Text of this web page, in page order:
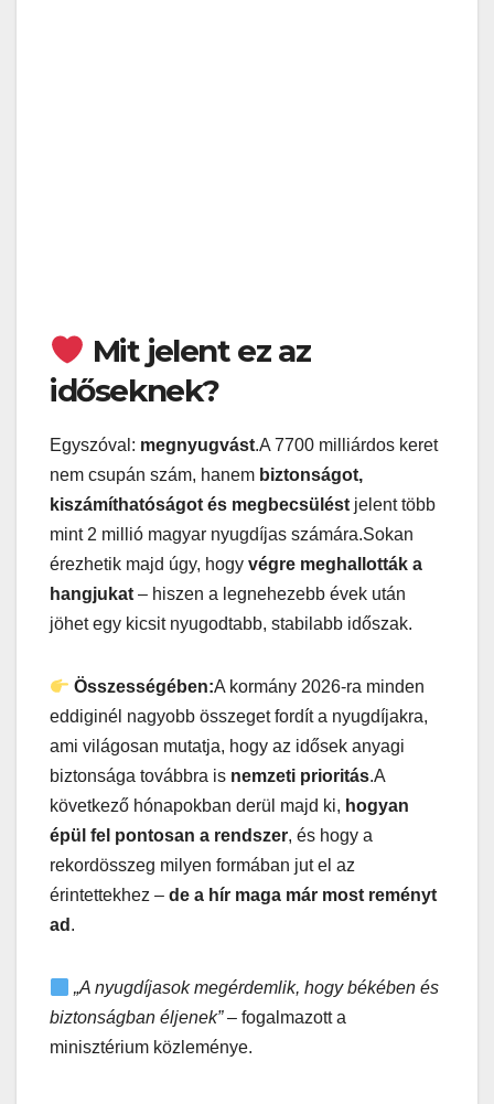
Mit jelent ez az
időseknek?
Egyszóval: megnyugvást.A 7700 milliárdos keret
nem csupán szám, hanem biztonságot,
kiszámíthatóságot és megbecsülést jelent több
mint 2 millió magyar nyugdíjas számára.Sokan
érezhetik majd úgy, hogy végre meghallották a
hangjukat – hiszen a legnehezebb évek után
jöhet egy kicsit nyugodtabb, stabilabb időszak.
Összességében:A kormány 2026-ra minden
eddiginél nagyobb összeget fordít a nyugdíjakra,
ami világosan mutatja, hogy az idősek anyagi
biztonsága továbbra is nemzeti prioritás.A
következő hónapokban derül majd ki, hogyan
épül fel pontosan a rendszer, és hogy a
rekordösszeg milyen formában jut el az
érintettekhez – de a hír maga már most reményt
ad .
„A nyugdíjasok megérdemlik, hogy békében és
biztonságban éljenek”– fogalmazott a
minisztérium közleménye.